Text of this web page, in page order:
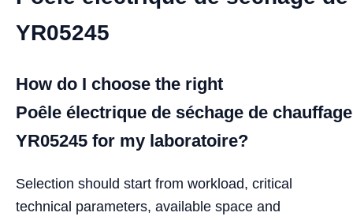
YR05245
How do I choose the right
Poêle électrique de séchage de chauffage
YR05245 for my laboratoire?
Selection should start from workload, critical
technical parameters, available space and